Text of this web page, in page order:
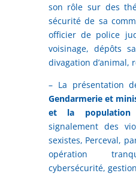
son rôle sur des
sécurité de sa
officier de police
voisinage, dépôts
divagation d’animal,
– La présentation
Gendarmerie et
et la population
signalement des
sexistes, Perceval,
opération
cybersécurité,